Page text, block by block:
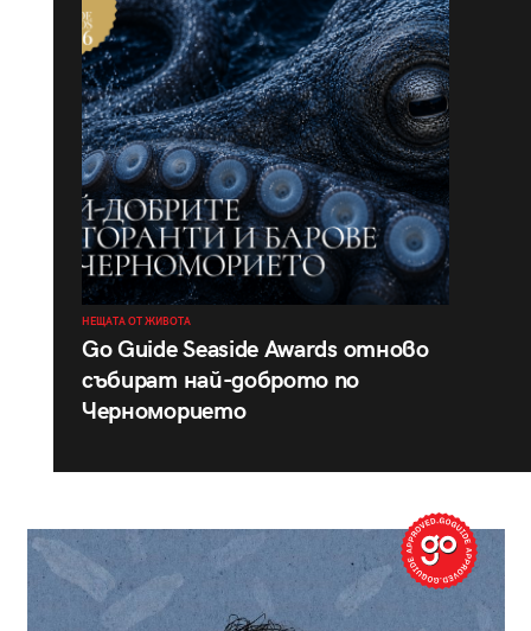
НЕЩАТА ОТ ЖИВОТА
Go Guide Seaside Awards отново
събират най-доброто по
Черноморието